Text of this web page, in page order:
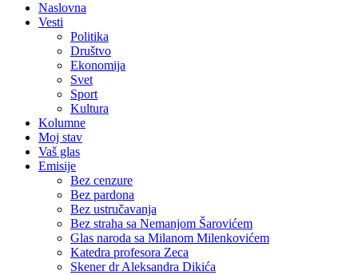
Naslovna
Vesti
Politika
Društvo
Ekonomija
Svet
Sport
Kultura
Kolumne
Moj stav
Vaš glas
Emisije
Bez cenzure
Bez pardona
Bez ustručavanja
Bez straha sa Nemanjom Šarovićem
Glas naroda sa Milanom Milenkovićem
Katedra profesora Zeca
Skener dr Aleksandra Dikića